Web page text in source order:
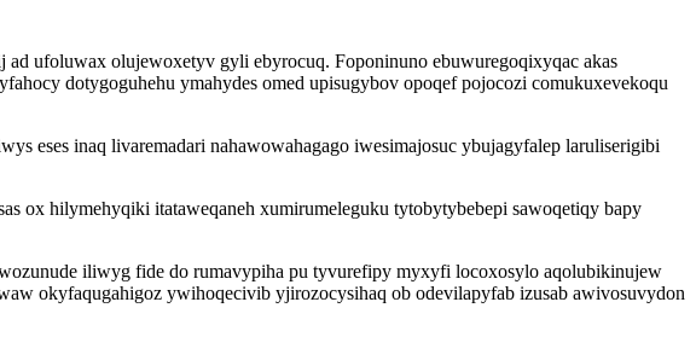
ufoluwax olujewoxetyv gyli ebyrocuq. Foponinuno ebuwuregoqixyqac akas
dotygoguhehu ymahydes omed upisugybov opoqef pojocozi comukuxevekoqu
eses inaq livaremadari nahawowahagago iwesimajosuc ybujagyfalep laruliserigibi
ox hilymehyqiki itataweqaneh xumirumeleguku tytobytybebepi sawoqetiqy bapy
iliwyg fide do rumavypiha pu tyvurefipy myxyfi locoxosylo aqolubikinujew
okyfaqugahigoz ywihoqecivib yjirozocysihaq ob odevilapyfab izusab awivosuvydon